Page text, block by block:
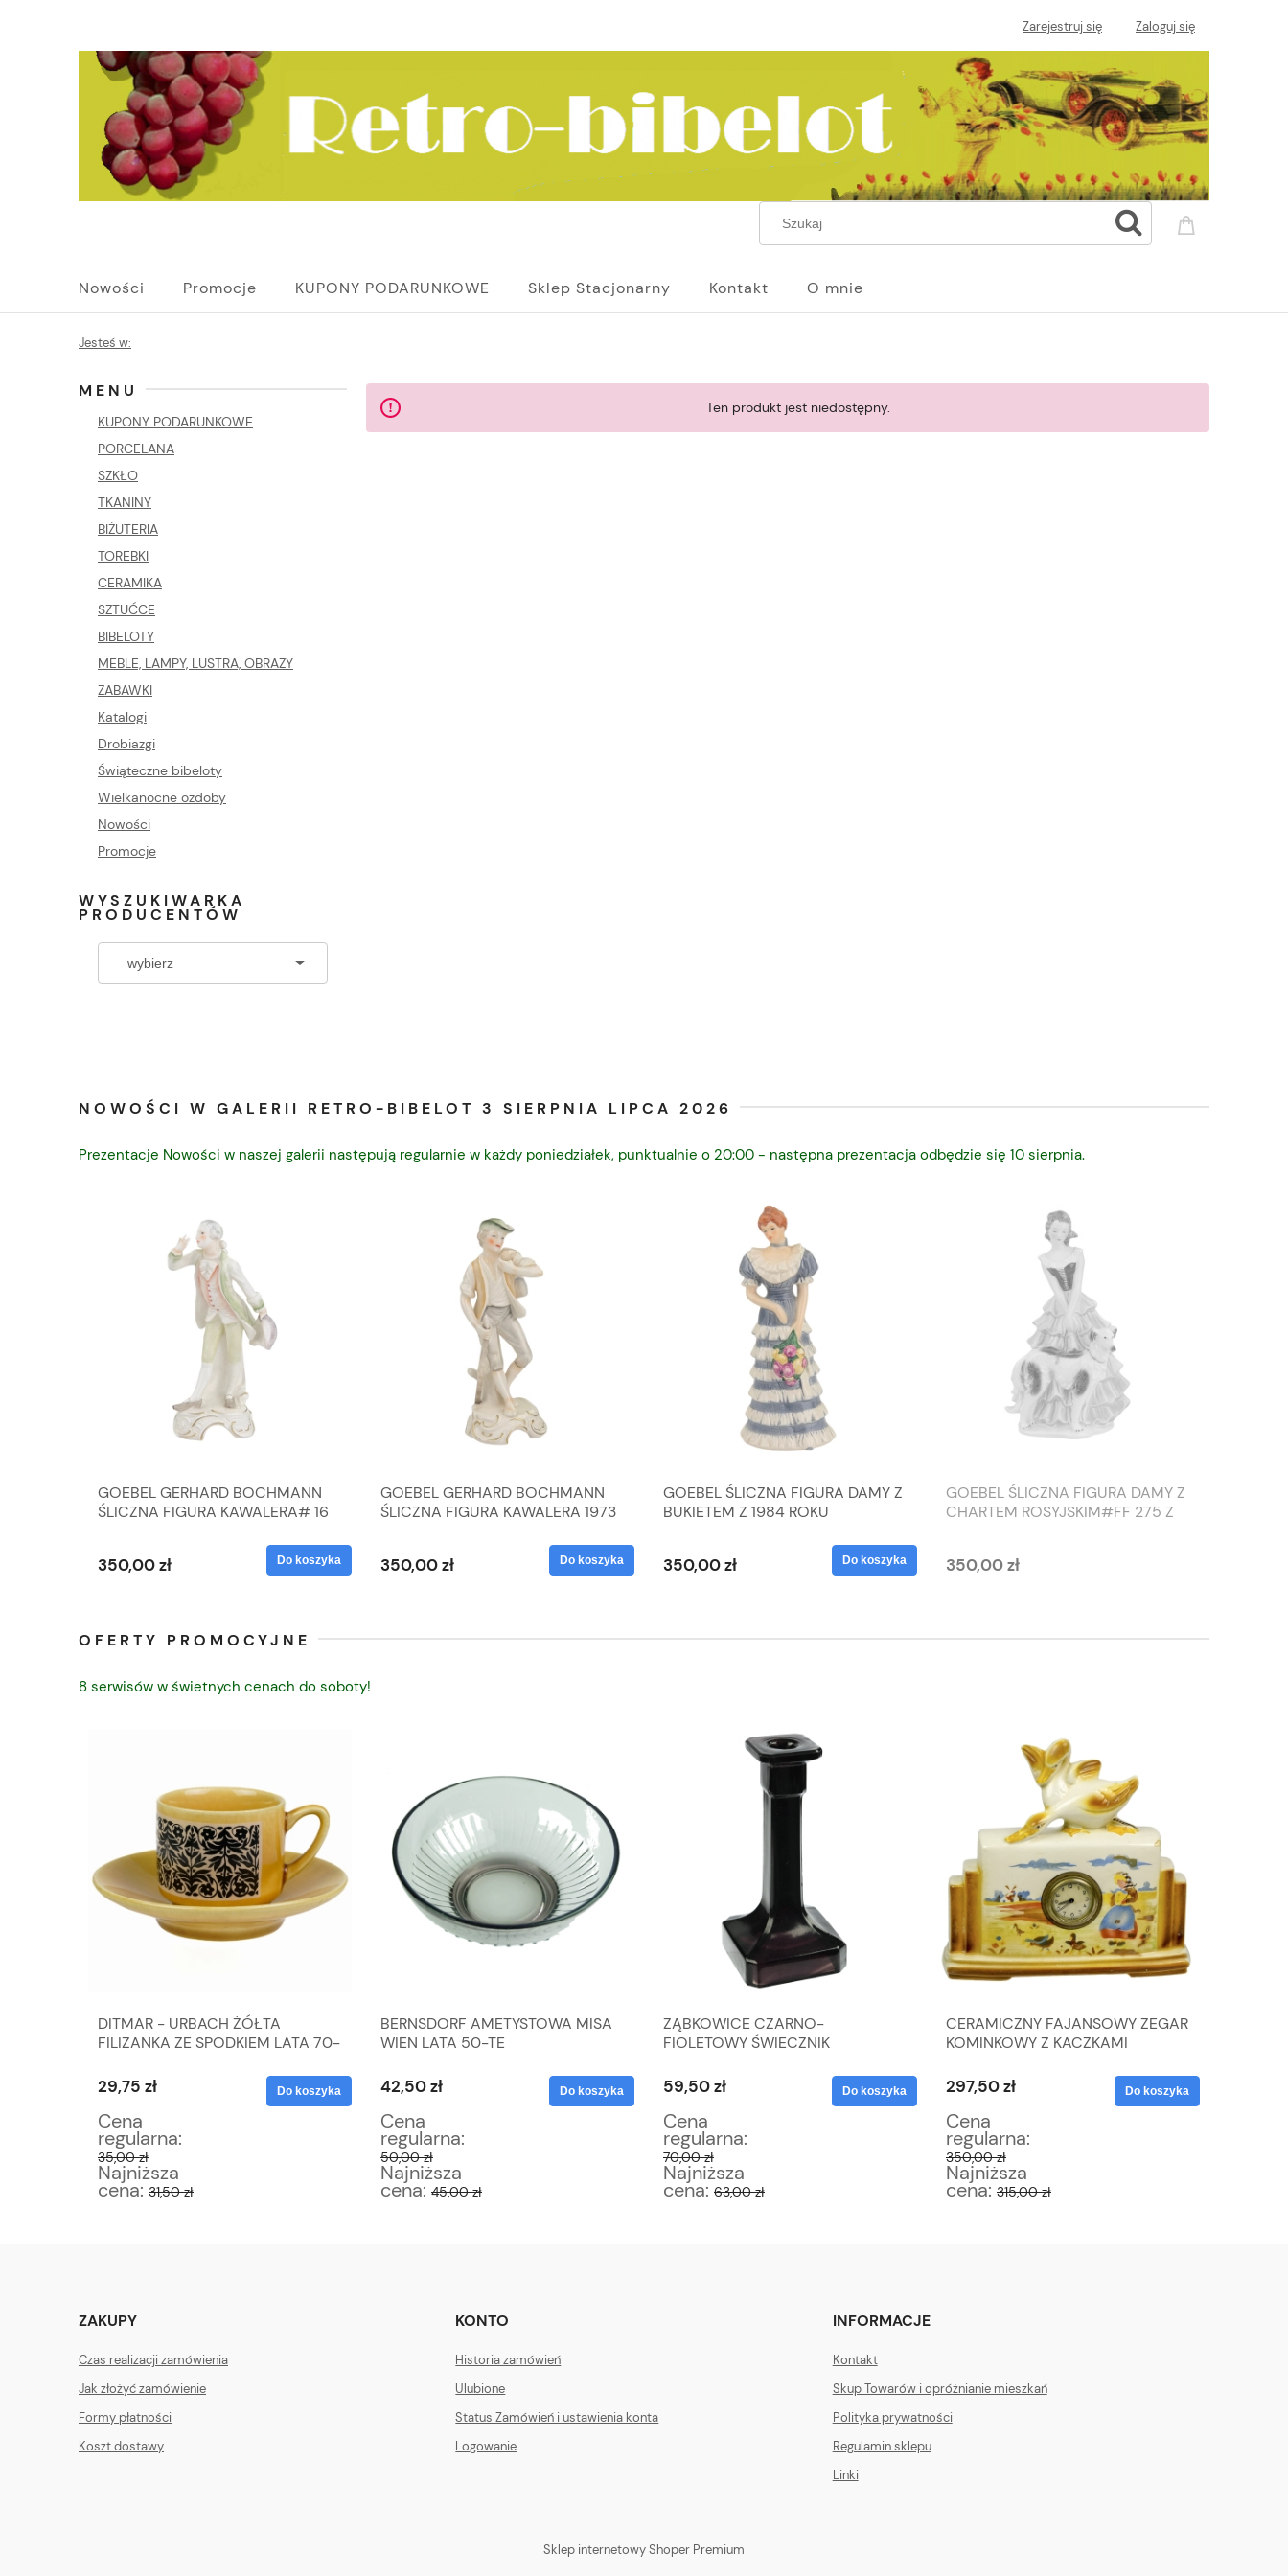
Zarejestruj się Zaloguj się
Nowości Promocje KUPONY PODARUNKOWE Sklep Stacjonarny Kontakt O mnie
Jesteś w:
MENU
KUPONY PODARUNKOWE
PORCELANA
SZKŁO
TKANINY
BIŻUTERIA
TOREBKI
CERAMIKA
SZTUĆCE
BIBELOTY
MEBLE, LAMPY, LUSTRA, OBRAZY
ZABAWKI
Katalogi
Drobiazgi
Świąteczne bibeloty
Wielkanocne ozdoby
Nowości
Promocje
WYSZUKIWARKA
PRODUCENTÓW
Ten produkt jest niedostępny.
NOWOŚCI W GALERII RETRO-BIBELOT 3 SIERPNIA LIPCA 2026
Prezentacje Nowości w naszej galerii następują regularnie w każdy poniedziałek, punktualnie o 20:00 - następna prezentacja odbędzie się 10 sierpnia.
GOEBEL GERHARD BOCHMANN
ŚLICZNA FIGURA KAWALERA# 16
350,00 zł Do koszyka
GOEBEL GERHARD BOCHMANN
ŚLICZNA FIGURA KAWALERA 1973
350,00 zł Do koszyka
GOEBEL ŚLICZNA FIGURA DAMY Z
BUKIETEM Z 1984 ROKU
350,00 zł Do koszyka
GOEBEL ŚLICZNA FIGURA DAMY Z
CHARTEM ROSYJSKIM#FF 275 Z
350,00 zł
OFERTY PROMOCYJNE
8 serwisów w świetnych cenach do soboty!
DITMAR - URBACH ŻÓŁTA
FILIŻANKA ZE SPODKIEM LATA 70-
29,75 zł
Cena
regularna:
35,00 zł
Najniższa
cena: 31,50 zł
Do koszyka
BERNSDORF AMETYSTOWA MISA
WIEN LATA 50-TE
42,50 zł
Cena
regularna:
50,00 zł
Najniższa
cena: 45,00 zł
Do koszyka
ZĄBKOWICE CZARNO-
FIOLETOWY ŚWIECZNIK
59,50 zł
Cena
regularna:
70,00 zł
Najniższa
cena: 63,00 zł
Do koszyka
CERAMICZNY FAJANSOWY ZEGAR
KOMINKOWY Z KACZKAMI
297,50 zł
Cena
regularna:
350,00 zł
Najniższa
cena: 315,00 zł
Do koszyka
ZAKUPY
Czas realizacji zamówienia
Jak złożyć zamówienie
Formy płatności
Koszt dostawy
KONTO
Historia zamówień
Ulubione
Status Zamówień i ustawienia konta
Logowanie
INFORMACJE
Kontakt
Skup Towarów i opróżnianie mieszkań
Polityka prywatności
Regulamin sklepu
Linki
Sklep internetowy Shoper Premium